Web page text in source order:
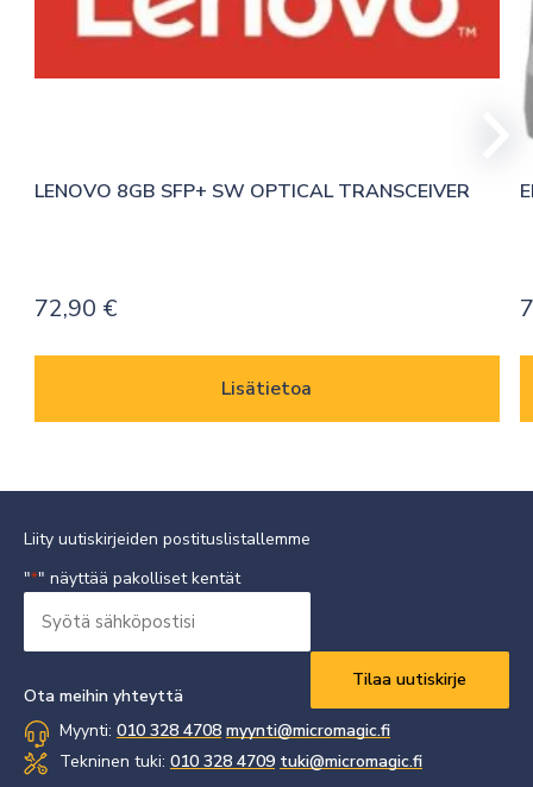
LENOVO 8GB SFP+ SW OPTICAL TRANSCEIVER
72,90 €
Lisätietoa
Liity uutiskirjeiden postituslistallemme
"*" näyttää pakolliset kentät
sähköpostisi
Ota meihin yhteyttä
Myynti: 010 328 4708 myynti@micromagic.fi
Tekninen tuki: 010 328 4709 tuki@micromagic.fi